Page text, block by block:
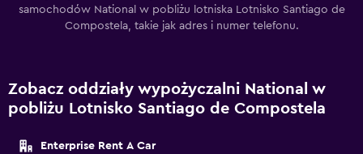
samochodów National w pobliżu lotniska Lotnisko Santiago de
Compostela, takie jak adres i numer telefonu.
Zobacz oddziały wypożyczalni National w
pobliżu Lotnisko Santiago de Compostela
Enterprise Rent A Car